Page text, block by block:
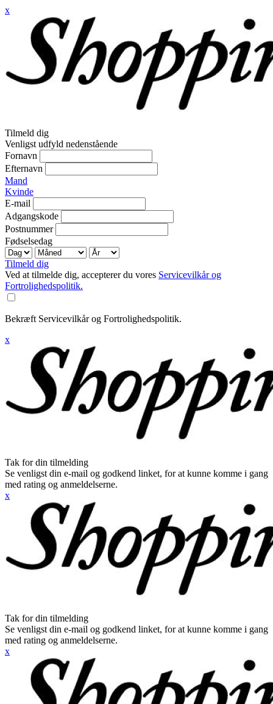
x
Tilmeld dig
Venligst udfyld nedenstående
Fornavn
Efternavn
Mand
Kvinde
E-mail
Adgangskode
Postnummer
Fødselsedag
Tilmeld dig
Ved at tilmelde dig, accepterer du vores Servicevilkår og
Fortrolighedspolitik.
Bekræft Servicevilkår og Fortrolighedspolitik.
x
Tak for din tilmelding
Se venligst din e-mail og godkend linket, for at kunne komme i gang
med rating og anmeldelserne.
x
Tak for din tilmelding
Se venligst din e-mail og godkend linket, for at kunne komme i gang
med rating og anmeldelserne.
x